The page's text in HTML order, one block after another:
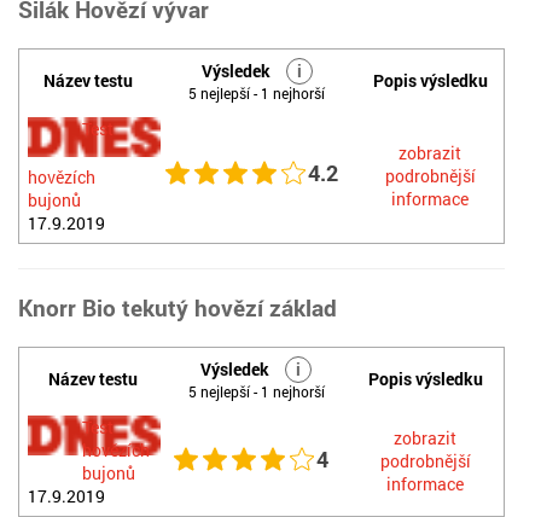
Silák Hovězí vývar
Název testu Výsledek i
5 nejlepší - 1 nejhorší
Popis výsledku
Test
hovězích
bujonů
17.9.2019
4.2
zobrazit
podrobnější
informace
Knorr Bio tekutý hovězí základ
Název testu Výsledek i
5 nejlepší - 1 nejhorší
Popis výsledku
Test
hovězích
bujonů
17.9.2019
4
zobrazit
podrobnější
informace